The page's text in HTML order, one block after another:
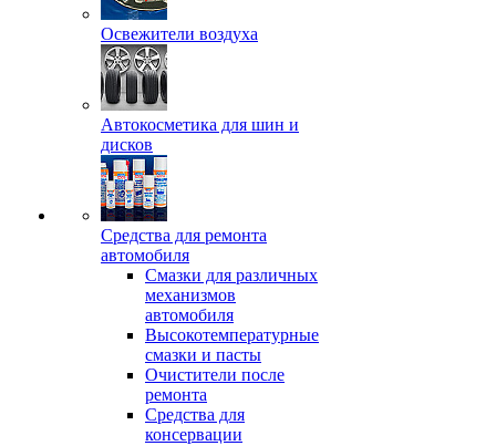
Освежители воздуха
Автокосметика для шин и
дисков
Средства для ремонта
автомобиля
Смазки для различных
механизмов
автомобиля
Высокотемпературные
смазки и пасты
Очистители после
ремонта
Средства для
консервации